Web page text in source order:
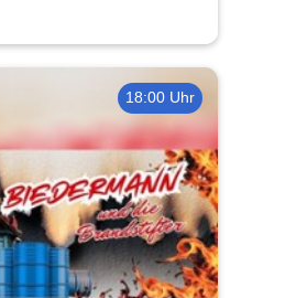
18:00 Uhr